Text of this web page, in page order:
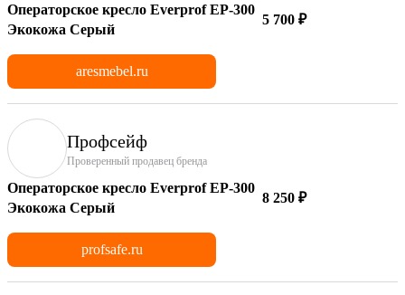
Операторское кресло Everprof EP-300
Экокожа Серый
5 700 ₽
aresmebel.ru
Профсейф
Проверенный продавец бренда
Операторское кресло Everprof EP-300
Экокожа Серый
8 250 ₽
profsafe.ru